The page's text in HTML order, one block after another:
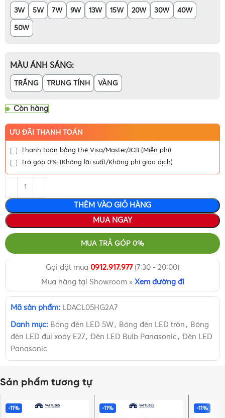
3W 5W 7W 9W 13W 15W 20W 30W 40W
50W
MÀU ÁNH SÁNG
TRẮNG TRUNG TÍNH VÀNG
Còn hàng
ƯU ĐÃI THANH TOÁN
Thanh toán bằng thẻ Visa/Master/JCB (Miễn phí)
Trả góp 0% (Không lãi suất/Không phí giao dịch)
THÊM VÀO GIỎ HÀNG
MUA NGAY
MUA TRẢ GÓP 0%
Gọi đặt mua 0912.917.977(7:30 - 20:00)
Mua hàng tại Showroom » Xem đường đi
Mã sản phẩm: LDACL05HG2A7
Danh mục: Bóng đèn LED 5W , Bóng đèn LED tròn , Bóng
đèn LED đui xoáy E27 , Đèn LED Bulb Panasonic , Đèn LED
Panasonic
Sản phẩm tương tự
-11% -11% -11%